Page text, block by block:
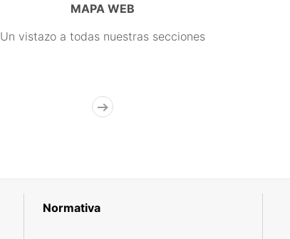
MAPA WEB
Un vistazo a todas nuestras secciones
Normativa